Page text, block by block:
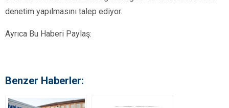
denetim yapılmasını talep ediyor.
Ayrıca Bu Haberi Paylaş:
Benzer Haberler: